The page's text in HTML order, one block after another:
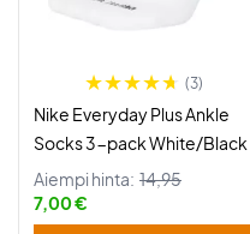
(3)
Nike Everyday Plus Ankle
Socks 3-pack White/Black
Aiempi hinta: 14,95
7,00 €